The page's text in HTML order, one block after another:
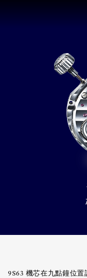
9S63 機芯在九點鐘位